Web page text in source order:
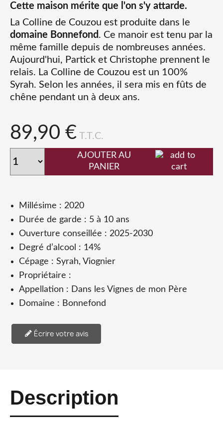
Cette maison mérite que l'on s'y attarde.
La Colline de Couzou est produite dans le
domaine Bonnefond . Ce manoir est tenu par la
même famille depuis de nombreuses années.
Aujourd'hui, Partick et Christophe prennent le
relais. La Colline de Couzou est un 100%
Syrah. Selon les années, il sera mis en fûts de
chêne pendant un à deux ans.
89,90 € T.T.C.
AJOUTER AU
PANIER
Millésime : 2020
Durée de garde : 5 à 10 ans
Ouverture conseillée : 2025-2030
Degré d’alcool : 14%
Cépage : Syrah, Viognier
Propriétaire :
Appellation : Dans les Vignes de mon Père
Domaine : Bonnefond
Écrire votre avis
Description